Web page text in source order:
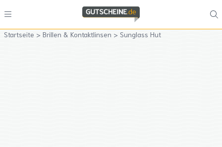
Startseite > Brillen & Kontaktlinsen > Sunglass Hut